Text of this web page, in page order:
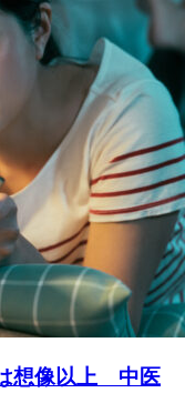
想像以上 中医